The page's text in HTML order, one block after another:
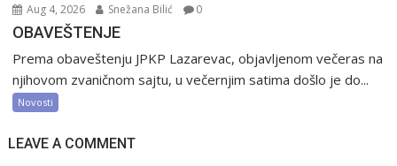
Aug 4, 2026 Snežana Bilić 0
OBAVEŠTENJE
Prema obaveštenju JPKP Lazarevac, objavljenom večeras na
njihovom zvaničnom sajtu, u večernjim satima došlo je do...
Novosti
LEAVE A COMMENT